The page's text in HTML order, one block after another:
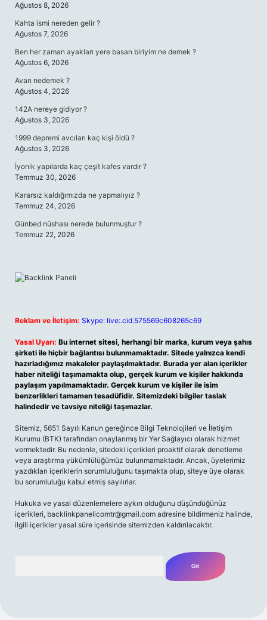
Ağustos 8, 2026
Kahta ismi nereden gelir ?
Ağustos 7, 2026
Ben her zaman ayakları yere basan biriyim ne demek ?
Ağustos 6, 2026
Avan nedemek ?
Ağustos 4, 2026
142A nereye gidiyor ?
Ağustos 3, 2026
1999 depremi avcıları kaç kişi öldü ?
Ağustos 3, 2026
İyonik yapılarda kaç çeşit kafes vardır ?
Temmuz 30, 2026
Kararsız kaldığımızda ne yapmalıyız ?
Temmuz 24, 2026
Günbed nüshası nerede bulunmuştur ?
Temmuz 22, 2026
Reklam ve İletişim: Skype: live:.cid.575569c608265c69
Yasal Uyarı: Bu internet sitesi, herhangi bir marka, kurum veya şahıs
şirketi ile hiçbir bağlantısı bulunmamaktadır. Sitede yalnızca kendi
hazırladığımız makaleler paylaşılmaktadır. Burada yer alan içerikler
haber niteliği taşımamakta olup, gerçek kurum ve kişiler hakkında
paylaşım yapılmamaktadır. Gerçek kurum ve kişiler ile isim
benzerlikleri tamamen tesadüfidir. Sitemizdeki bilgiler taslak
halindedir ve tavsiye niteliği taşımazlar.
Sitemiz, 5651 Sayılı Kanun gereğince Bilgi Teknolojileri ve İletişim
Kurumu (BTK) tarafından onaylanmış bir Yer Sağlayıcı olarak hizmet
vermektedir. Bu nedenle, sitedeki içerikleri proaktif olarak denetleme
veya araştırma yükümlülüğümüz bulunmamaktadır. Ancak, üyelerimiz
yazdıkları içeriklerin sorumluluğunu taşımakta olup, siteye üye olarak
bu sorumluluğu kabul etmiş sayılırlar.
Hukuka ve yasal düzenlemelere aykırı olduğunu düşündüğünüz
içerikleri, backlinkpanelicomtr@gmail.com adresine bildirmeniz halinde,
ilgili içerikler yasal süre içerisinde sitemizden kaldırılacaktır.